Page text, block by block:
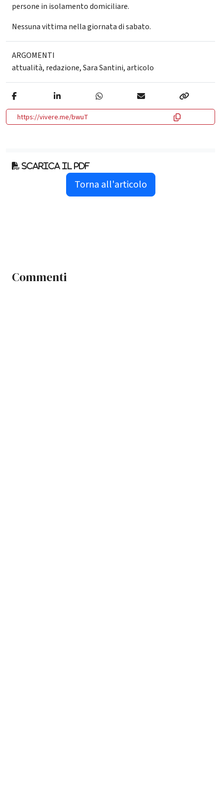
persone in isolamento domiciliare.
Nessuna vittima nella giornata di sabato.
ARGOMENTI
attualità, redazione,Sara Santini,articolo
https://vivere.me/bwuT
Scarica il pdf
Torna all'articolo
Commenti